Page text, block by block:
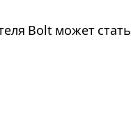
Bolt может стать